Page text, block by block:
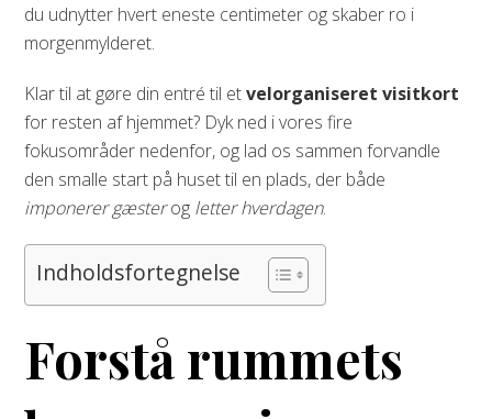
du udnytter hvert eneste centimeter og skaber ro i
morgenmylderet.
Klar til at gøre din entré til etvelorganiseret visitkort
for resten af hjemmet? Dyk ned i vores fire
fokusområder nedenfor, og lad os sammen forvandle
den smalle start på huset til en plads, der både
imponerer gæsterog letter hverdagen.
Indholdsfortegnelse
Forstå rummets